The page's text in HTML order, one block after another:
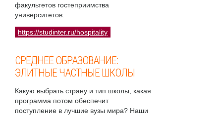
факультетов гостеприимства
университетов.
https://studinter.ru/hospitality
СРЕДНЕЕ ОБРАЗОВАНИЕ:
ЭЛИТНЫЕ ЧАСТНЫЕ ШКОЛЫ
Какую выбрать страну и тип школы, какая
программа потом обеспечит
поступление в лучшие вузы мира? Наши